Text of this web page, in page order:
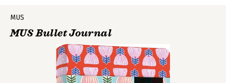
MUS
MUS Bullet Journal